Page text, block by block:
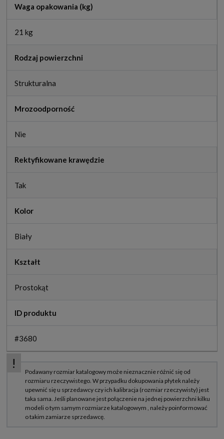
Waga opakowania (kg)
21 kg
Rodzaj powierzchni
Strukturalna
Mrozoodporność
Nie
Rektyfikowane krawędzie
Tak
Kolor
Biały
Kształt
Prostokąt
ID produktu
#3680